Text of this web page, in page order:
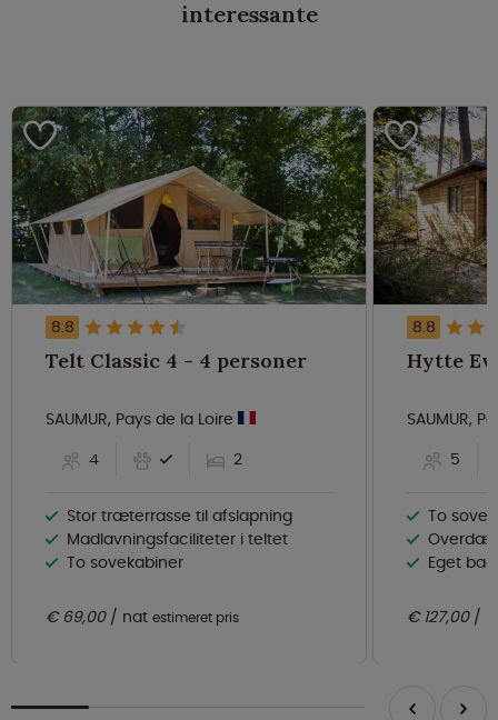
interessante
8.8
Telt Classic 4 - 4 personer
SAUMUR, Pays de la Loire
4
2
Stor træterrasse til afslapning
Madlavningsfaciliteter i teltet
To sovekabiner
€ 69,00 nat estimeret pris
8.8
SAUMUR,
5
To
Eget
€ 127,00